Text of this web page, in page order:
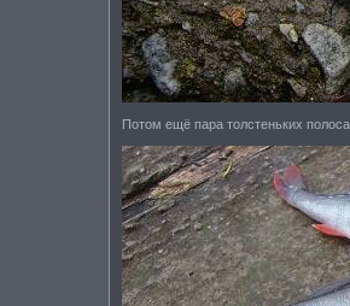
Потом ещё пара толстеньких